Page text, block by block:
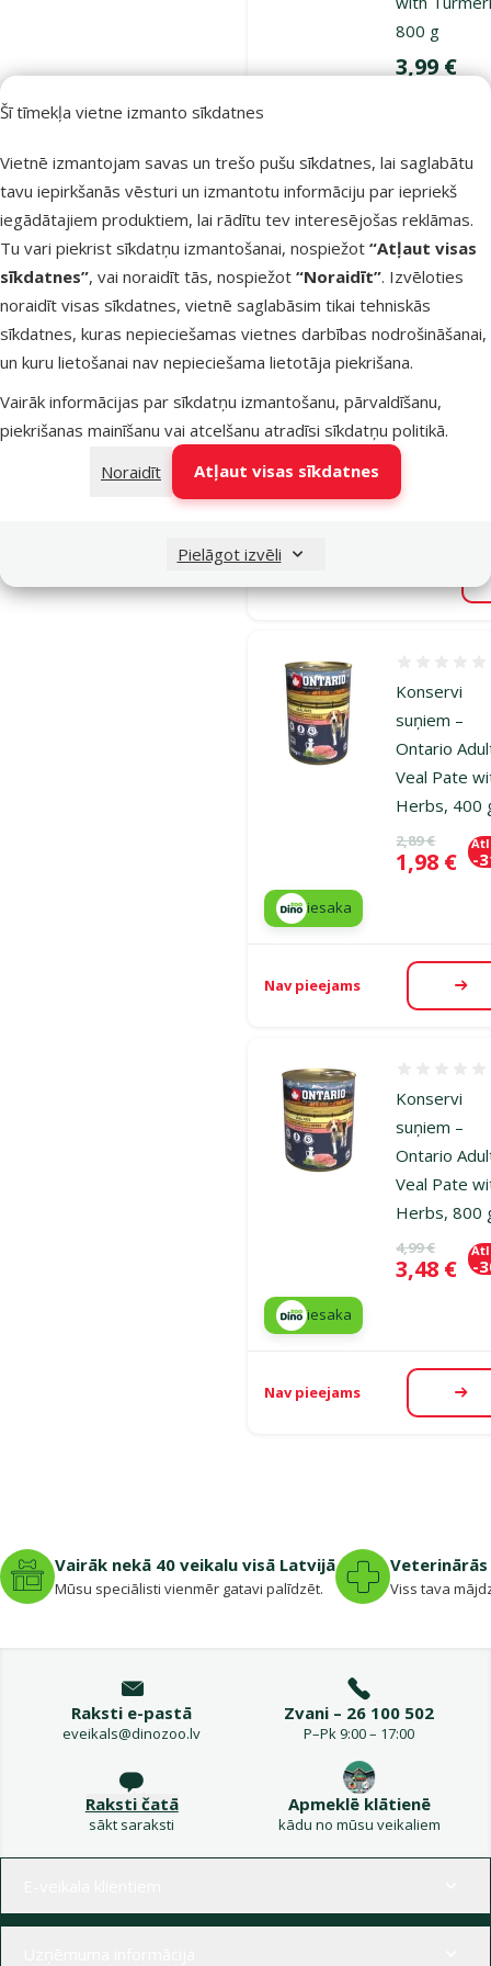
Šī tīmekļa vietne izmanto sīkdatnes
Vietnē izmantojam savas un trešo pušu sīkdatnes, lai saglabātu
tavu iepirkšanās vēsturi un izmantotu informāciju par iepriekš
iegādātajiem produktiem, lai rādītu tev interesējošas reklāmas.
Tu vari piekrist sīkdatņu izmantošanai, nospiežot “Atļaut visas
sīkdatnes”, vai noraidīt tās, nospiežot “Noraidīt”. Izvēloties
noraidīt visas sīkdatnes, vietnē saglabāsim tikai tehniskās
sīkdatnes, kuras nepieciešamas vietnes darbības nodrošināšanai,
un kuru lietošanai nav nepieciešama lietotāja piekrišana.
Vairāk informācijas par sīkdatņu izmantošanu, pārvaldīšanu,
piekrišanas mainīšanu vai atcelšanu atradīsi sīkdatņu politikā.
Noraidīt
Atļaut visas sīkdatnes
Pielāgot izvēli
800 g
Cena
3,99 €
Noliktavā
Konservi
Ontario
Oil, 200 g
Oriģinālā
1,99 €
Cena
1,48 €
iesaka
Konservi
suņiem –
Ontario
Veal Pate
Herbs, 400
Oriģinālā
2,89 €
Cena
1,98 € -
iesaka
Nav pieejams
Konservi
suņiem –
Ontario
Veal Pate
Herbs, 800
Oriģinālā
4,99 €
Cena
3,48 € -
iesaka
Nav pieejams
Vairāk nekā 40 veikalu visā Latvijā
Mūsu speciālisti vienmēr gatavi palīdzēt. Viss tava
Raksti e-pastā
eveikals@dinozoo.lv
Zvani – 26 100 502
P–Pk 9:00 – 17:00
Raksti čatā
sākt saraksti
Apmeklē klātienē
kādu no mūsu veikaliem